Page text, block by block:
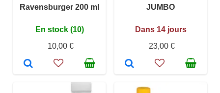
Ravensburger 200 ml
En stock (10)
10,00 €
JUMBO
Dans 14 jours
23,00 €